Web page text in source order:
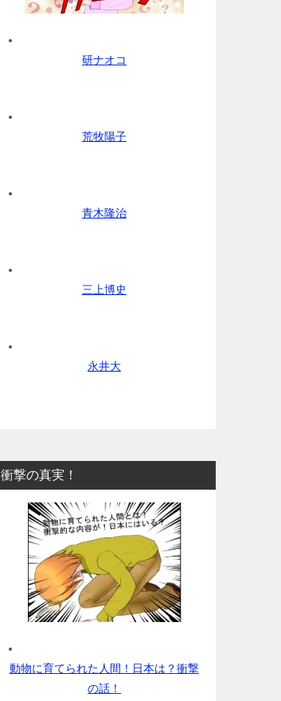
研ナオコ
荒牧陽子
青木隆治
三上博史
永井大
衝撃の真実！
動物に育てられた人間！日本は？衝撃
の話！